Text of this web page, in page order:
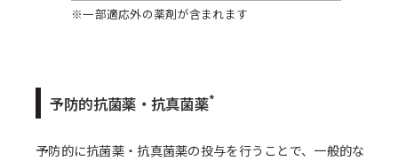
※一部適応外の薬剤が含まれます
予防的抗菌薬・抗真菌薬*
予防的に抗菌薬・抗真菌薬の投与を行うことで、一般的な